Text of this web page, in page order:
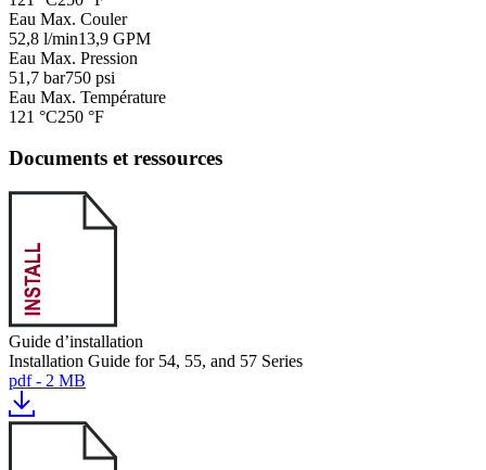
Eau Max. Couler
52,8 l/min13,9 GPM
Eau Max. Pression
51,7 bar750 psi
Eau Max. Température
121 °C250 °F
Documents et ressources
Guide d’installation
Installation Guide for 54, 55, and 57 Series
pdf - 2 MB